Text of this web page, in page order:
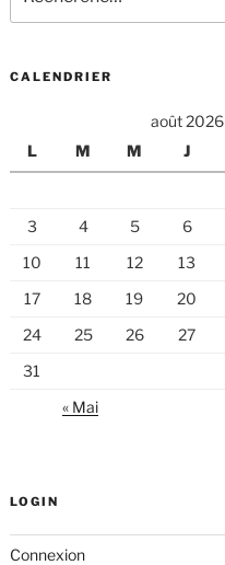
pour
:
CALENDRIER
août 2026
L
M M J
3
4 5 6
10
11 12 13
17
18 19 20
24
25 26 27
31
« Mai
LOGIN
Connexion